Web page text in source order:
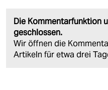
Die Kommentarfunktion
geschlossen.
Wir öffnen die
Artikeln für etwa drei